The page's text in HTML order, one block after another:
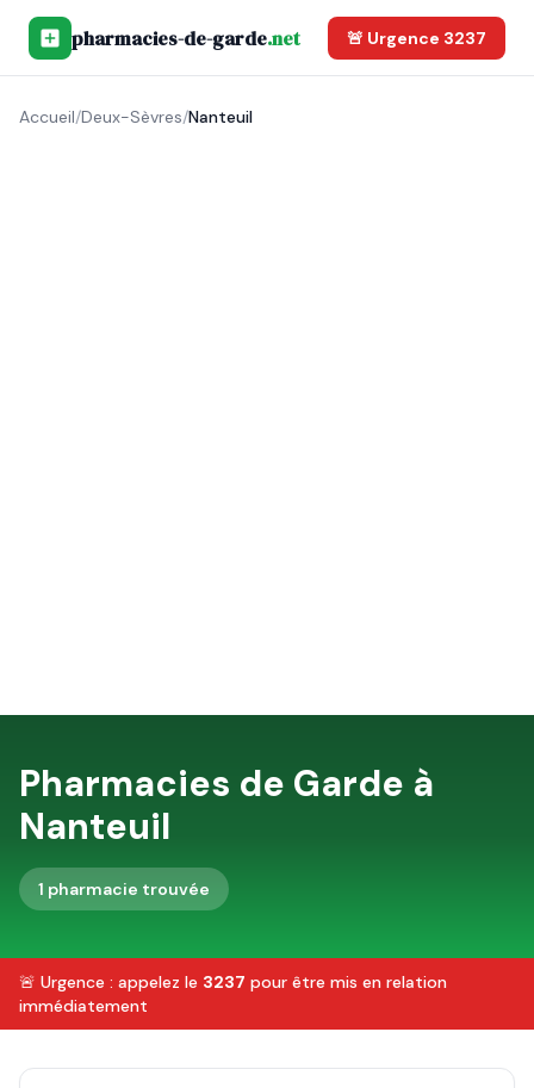
pharmacies-de-garde.net 🚨 Urgence 3237
Accueil/Deux-Sèvres/Nanteuil
Pharmacies de Garde à
Nanteuil
1 pharmacie trouvée
🚨 Urgence : appelez le 3237 pour être mis en relation
immédiatement